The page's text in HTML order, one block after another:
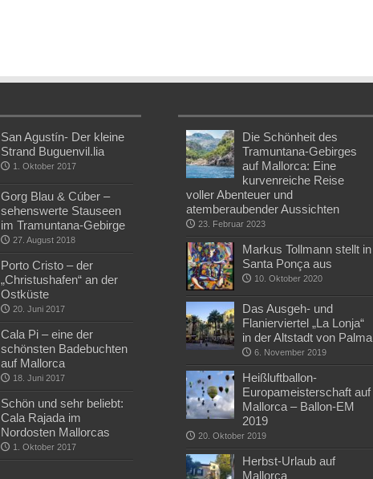
San Agustín- Der kleine
Strand Buguenvil.lia
1. Oktober 2017
Gorg Blau & Cúber –
sehenswerte Stauseen
im Tramuntana-Gebirge
27. August 2018
Porto Cristo – der
„Christushafen“ an der
Ostküste
20. Juni 2017
Cala Pi – eine der
schönsten Badebuchten
auf Mallorca
18. Juni 2017
Schön und sehr beliebt:
Cala Rajada im
Nordosten Mallorcas
1. Oktober 2017
Die Schönheit des
Tramuntana-Gebirges
auf Mallorca: Eine
kurvenreiche Reise
voller Abenteuer und
atemberaubender Aussichten
23. Februar 2023
Markus Tollmann stellt in
Santa Ponça aus
10. Oktober 2020
Das Ausgeh- und
Flanierviertel „La Lonja“
in der Altstadt von Palma
6. November 2019
Heißluftballon-
Europameisterschaft auf
Mallorca – Ballon-EM
2019
20. Oktober 2019
Herbst-Urlaub auf
Mallorca